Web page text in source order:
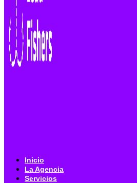
Inicio
La Agencia
Servicios